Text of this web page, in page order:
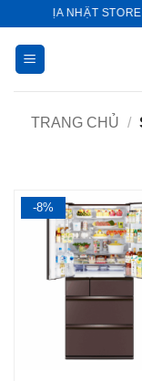
dung
NỘI ĐỊA NHẬT
TRANG CHỦ /
-8%